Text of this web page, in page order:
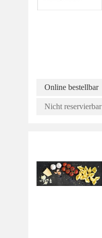
Online bestellbar
Nicht reservierbar